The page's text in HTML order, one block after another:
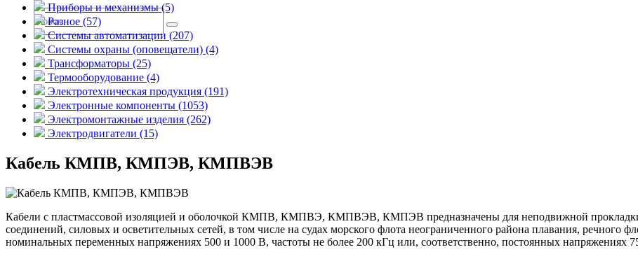
Приборы и механизмы (5)
Разное (57)
Системы автоматизации (207)
Системы охраны (оповещатели) (4)
Трансформаторы (25)
Термооборудование (4)
Электротехническая продукция (191)
Электронные компоненты (1053)
Электромонтажные изделия (262)
Электродвигатели (15)
Кабель КМПВ, КМПЭВ, КМПВЭВ
Кабели с пластмассовой изоляцией и оболочкой КМПВ, КМПВЭ, КМПВЭВ, КМПЭВ предназначены для неподвижной прокладки
соединений, силовых и осветительных сетей, в том числе на судах морского флота неограниченного района плавания, речного
номинальных переменных напряжениях 500 и 1000 В, частоты не более 200 кГц или, соответственно, постоянных напряжениях